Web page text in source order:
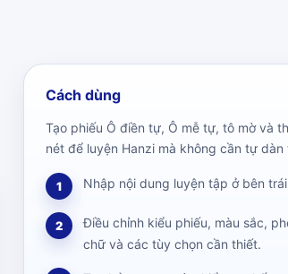
Cách dùng
Tạo phiếu Ô điền tự, Ô mễ tự, tô mờ và
nét để luyện Hanzi mà không cần tự dàn
1 Nhập nội dung luyện tập ở bên
2
Điều chỉnh kiểu phiếu, màu sắc,
chữ và các tùy chọn cần thiết.